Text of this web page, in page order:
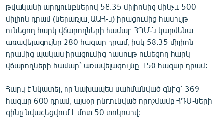
«Ազատության» բոլոր կայքերը
թվականի արդյունքներով 58.35 միլիոնից մինչև 500
միլիոն դրամ (ներառյալ ԱԱՀ-ն) իրացումից հասույթ
ունեցող հարկ վճարողների համար ՀԴՄ-ն կարժենա
առավելագույնը 280 հազար դրամ, իսկ 58.35 միլիոն
դրամից պակաս իրացումից հասույթ ունեցող հարկ
վճարողների համար` առավելագույնը 150 հազար դրամ:
Հարկ է նկատել, որ նախապես սահմանված գնից` 369
հազար 600 դրամ, այսօր ընդունված որոշմամբ ՀԴՄ-ների
գինը նվազեցվում է մոտ 50 տոկոսով: